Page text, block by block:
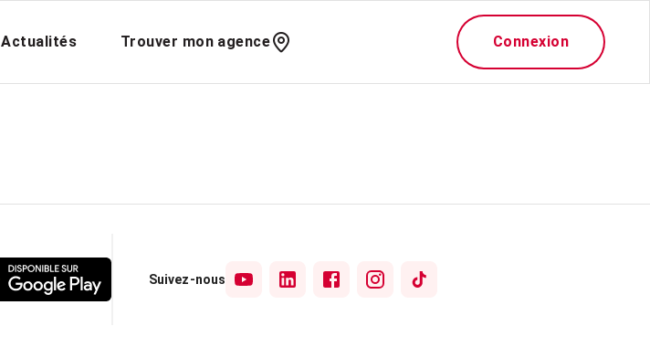
Actualités Trouver mon agence Connexion
Suivez-nous